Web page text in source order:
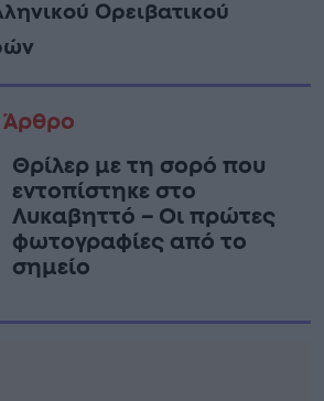
Ορειβατικού
Άρθρο
Θρίλερ με τη σορό που
εντοπίστηκε στο
Λυκαβηττό – Οι πρώτες
φωτογραφίες από το
σημείο